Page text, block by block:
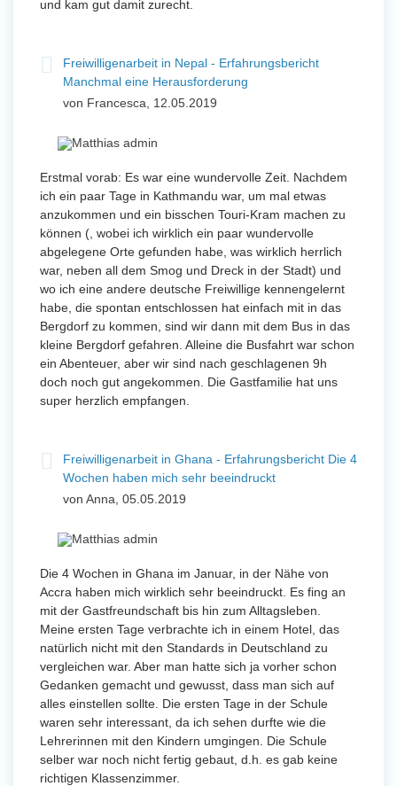
und kam gut damit zurecht.
Freiwilligenarbeit in Nepal - Erfahrungsbericht
Manchmal eine Herausforderung
von Francesca, 12.05.2019
Erstmal vorab: Es war eine wundervolle Zeit. Nachdem
ich ein paar Tage in Kathmandu war, um mal etwas
anzukommen und ein bisschen Touri-Kram machen zu
können (, wobei ich wirklich ein paar wundervolle
abgelegene Orte gefunden habe, was wirklich herrlich
war, neben all dem Smog und Dreck in der Stadt) und
wo ich eine andere deutsche Freiwillige kennengelernt
habe, die spontan entschlossen hat einfach mit in das
Bergdorf zu kommen, sind wir dann mit dem Bus in das
kleine Bergdorf gefahren. Alleine die Busfahrt war schon
ein Abenteuer, aber wir sind nach geschlagenen 9h
doch noch gut angekommen. Die Gastfamilie hat uns
super herzlich empfangen.
Freiwilligenarbeit in Ghana - Erfahrungsbericht Die 4
Wochen haben mich sehr beeindruckt
von Anna, 05.05.2019
Die 4 Wochen in Ghana im Januar, in der Nähe von
Accra haben mich wirklich sehr beeindruckt. Es fing an
mit der Gastfreundschaft bis hin zum Alltagsleben.
Meine ersten Tage verbrachte ich in einem Hotel, das
natürlich nicht mit den Standards in Deutschland zu
vergleichen war. Aber man hatte sich ja vorher schon
Gedanken gemacht und gewusst, dass man sich auf
alles einstellen sollte. Die ersten Tage in der Schule
waren sehr interessant, da ich sehen durfte wie die
Lehrerinnen mit den Kindern umgingen. Die Schule
selber war noch nicht fertig gebaut, d.h. es gab keine
richtigen Klassenzimmer.